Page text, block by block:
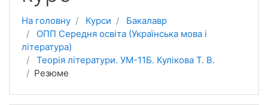
На головну Курси
Бакалавр
ОПП Середня освіта (Українська мова і
література)
Теорія літератури. УМ-11Б. Кулікова Т. В.
Резюме